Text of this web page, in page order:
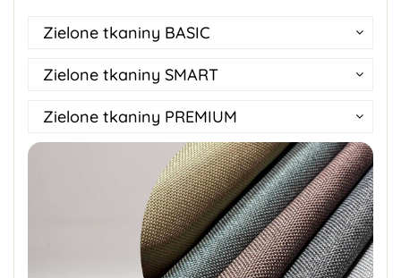
Zielone tkaniny BASIC
Zielone tkaniny SMART
Zielone tkaniny PREMIUM